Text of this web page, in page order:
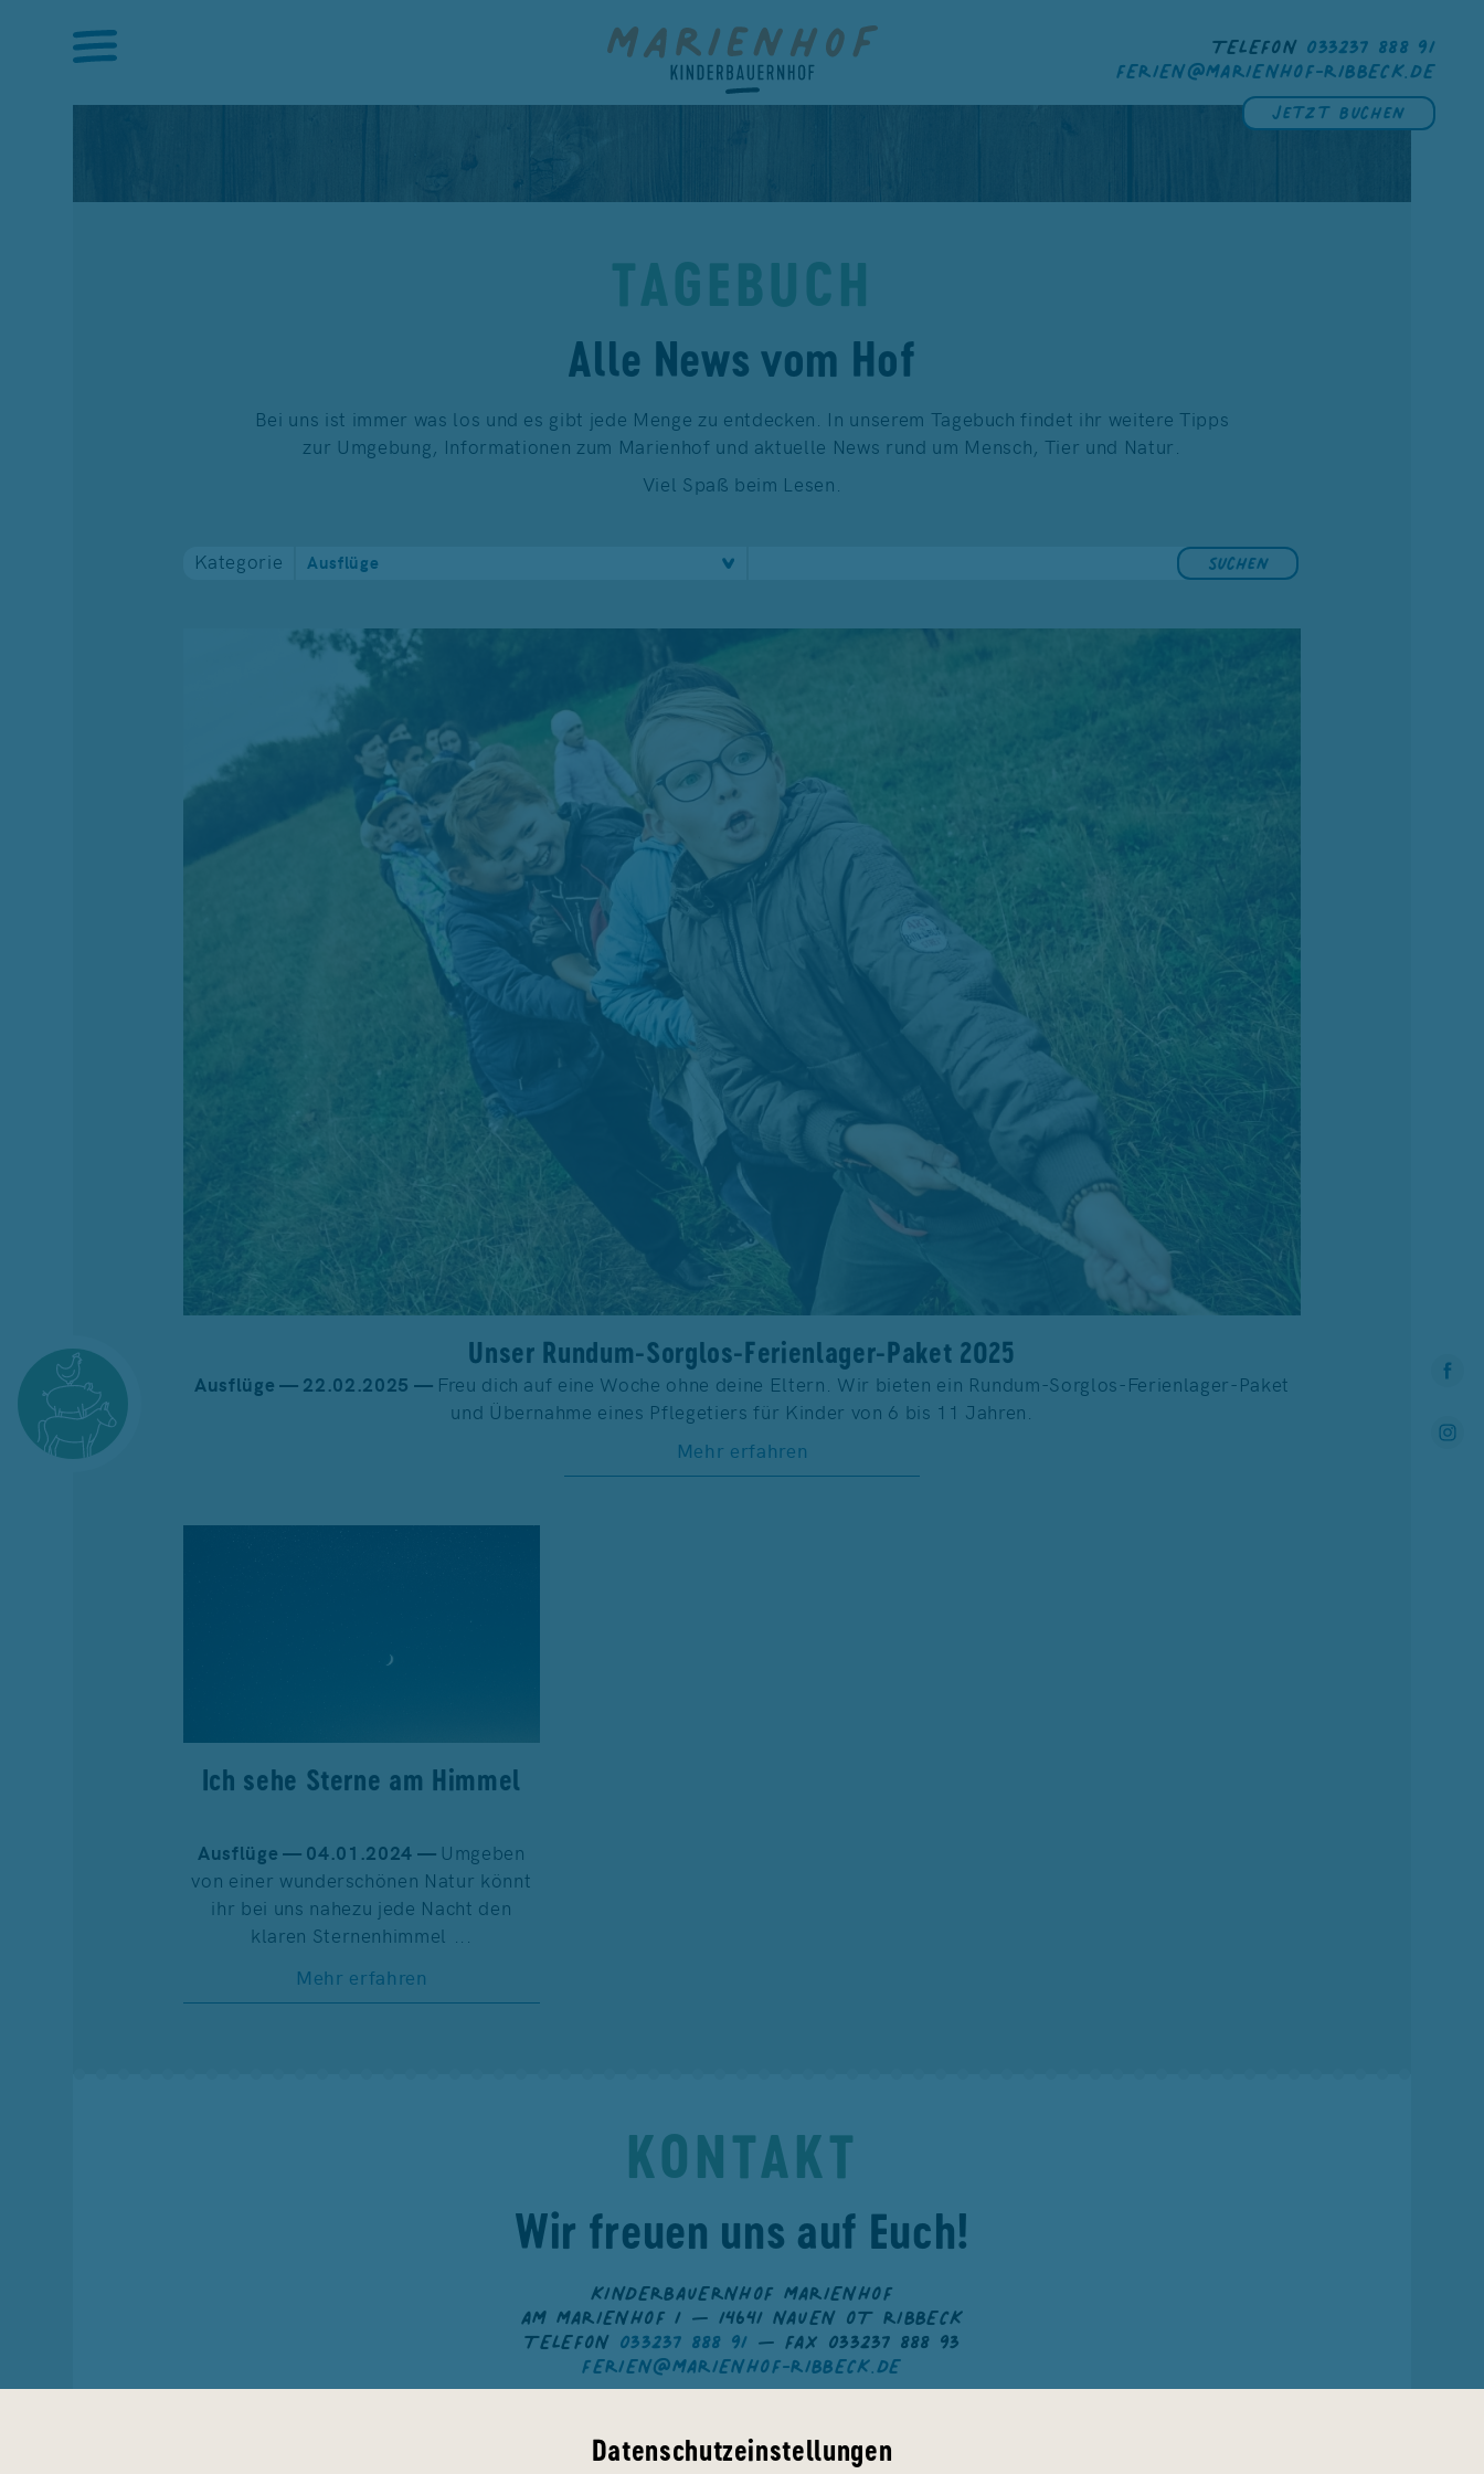
TELEFON 033237 888 91
FERIEN@MARIENHOF-RIBBECK.DE
Jetzt buchen
TAGEBUCH
Alle News vom Hof
Bei uns ist immer was los und es gibt jede Menge zu entdecken. In unserem Tagebuch findet ihr weitere Tipps
zur Umgebung, Informationen zum Marienhof und aktuelle News rund um Mensch, Tier und Natur.
Viel Spaß beim Lesen.
Kategorie Ausflüge
Unser Rundum-Sorglos-Ferienlager-Paket 2025
Ausflüge — 22.02.2025 — Freu dich auf eine Woche ohne deine Eltern. Wir bieten ein Rundum-Sorglos-Ferienlager-Paket
und Übernahme eines Pflegetiers für Kinder von 6 bis 11 Jahren.
Mehr erfahren
Ich sehe Sterne am Himmel
Ausflüge — 04.01.2024 — Umgeben
von einer wunderschönen Natur könnt
ihr bei uns nahezu jede Nacht den
klaren Sternenhimmel ...
Mehr erfahren
KONTAKT
Wir freuen uns auf Euch!
KINDERBAUERNHOF MARIENHOF
AM MARIENHOF 1 — 14641 NAUEN OT RIBBECK
TELEFON033237 888 91— FAX 033237 888 93
FERIEN@MARIENHOF-RIBBECK.DE
Datenschutzeinstellungen